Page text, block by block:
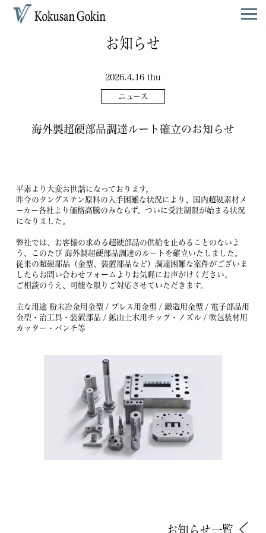
お知らせ
2026.4.16 thu
ニュース
海外製超硬部品調達ルート確立のお知らせ
平素より大変お世話になっております。
昨今のタングステン原料の入手困難な状況により、国内超硬素材メ
ーカー各社より価格高騰のみならず、ついに受注制限が始まる状況
になりました。
弊社では、お客様の求める超硬部品の供給を止めることのないよ
う、このたび 海外製超硬部品調達のルートを確立いたしました。
従来の超硬部品（金型、装置部品など）調達困難な案件がございま
したらお問い合わせフォームよりお気軽にお声がけください。
ご相談のうえ、可能な限りご対応させていただきます。
主な用途 粉末冶金用金型 / プレス用金型 / 鍛造用金型 / 電子部品用
金型・治工具・装置部品 / 鉱山土木用チップ・ノズル / 軟包装材用
カッター・パンチ等
お知らせ一覧